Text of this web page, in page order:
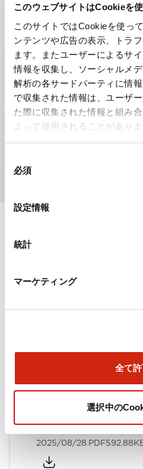
このウェブサイトはCookieを
このサイトではCookieを使っ
ンテンツや広告の表示、トラ
ます。またユーザーによるサ
情報を収集し、ソーシャルメ
解析の各サードパーティに情
で収集された情報は、ユーザ
た際に収集された情報と組み
よって使用されることがありま
必須
設定情報
統計
マーケティング
全て
選択中の
主な特長
工作機械や産業機械を上下左
きに、迅速・確実かつ自由自
できます。
各方向のレバー動作は用途に
操作レバーをセンタ位置で
ドキュメントとファイル
カタログ CAD
ARN形モノレバースイッ
2025/08/28.PDF1.20MB
2025/08/28.PDF